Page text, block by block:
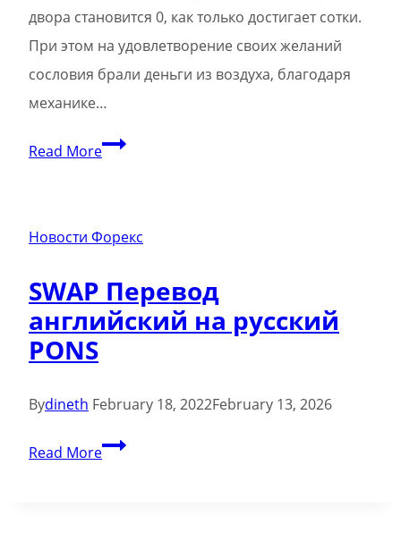
двора становится 0, как только достигает сотки.
При этом на удовлетворение своих желаний
сословия брали деньги из воздуха, благодаря
механике…
Read MoreМодпак
Trade
на
версию
12.2023
форумчан
Новости Форекс
SWAP Перевод
английский на русский
PONS
Bydineth February 18, 2022February 13, 2026
Read MoreSWAP